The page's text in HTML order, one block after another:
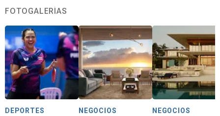
FOTOGALERÍAS
DEPORTES NEGOCIOS NEGOCIOS